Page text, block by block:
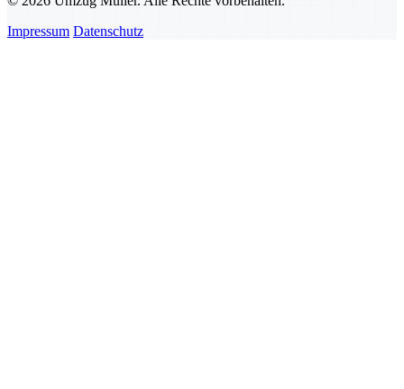
Impressum Datenschutz